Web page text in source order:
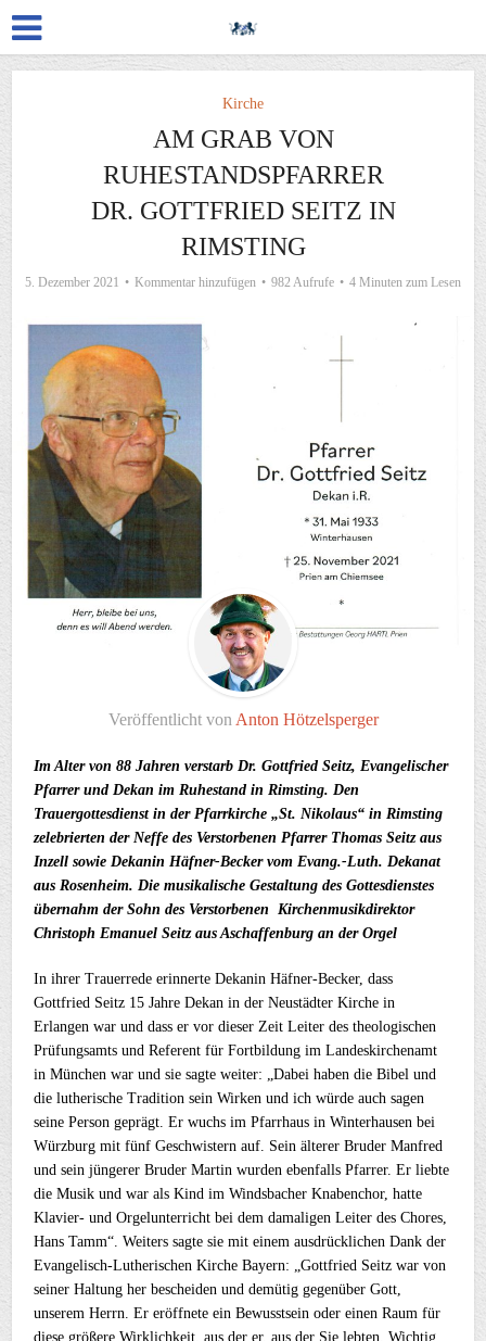
Kirche
AM GRAB VON
RUHESTANDSPFARRER
DR. GOTTFRIED SEITZ IN
RIMSTING
5. Dezember 2021 Kommentar hinzufügen 982 Aufrufe 4 Minuten zum Lesen
Veröffentlicht von Anton Hötzelsperger
Im Alter von 88 Jahren verstarb Dr. Gottfried Seitz, Evangelischer
Pfarrer und Dekan im Ruhestand in Rimsting. Den
Trauergottesdienst in der Pfarrkirche „St. Nikolaus“ in Rimsting
zelebrierten der Neffe des Verstorbenen Pfarrer Thomas Seitz aus
Inzell sowie Dekanin Häfner-Becker vom Evang.-Luth. Dekanat
aus Rosenheim. Die musikalische Gestaltung des Gottesdienstes
übernahm der Sohn des Verstorbenen Kirchenmusikdirektor
Christoph Emanuel Seitz aus Aschaffenburg an der Orgel
In ihrer Trauerrede erinnerte Dekanin Häfner-Becker, dass
Gottfried Seitz 15 Jahre Dekan in der Neustädter Kirche in
Erlangen war und dass er vor dieser Zeit Leiter des theologischen
Prüfungsamts und Referent für Fortbildung im Landeskirchenamt
in München war und sie sagte weiter: „Dabei haben die Bibel und
die lutherische Tradition sein Wirken und ich würde auch sagen
seine Person geprägt. Er wuchs im Pfarrhaus in Winterhausen bei
Würzburg mit fünf Geschwistern auf. Sein älterer Bruder Manfred
und sein jüngerer Bruder Martin wurden ebenfalls Pfarrer. Er liebte
die Musik und war als Kind im Windsbacher Knabenchor, hatte
Klavier- und Orgelunterricht bei dem damaligen Leiter des Chores,
Hans Tamm“. Weiters sagte sie mit einem ausdrücklichen Dank der
Evangelisch-Lutherischen Kirche Bayern: „Gottfried Seitz war von
seiner Haltung her bescheiden und demütig gegenüber Gott,
unserem Herrn. Er eröffnete ein Bewusstsein oder einen Raum für
diese größere Wirklichkeit, aus der er, aus der Sie lebten. Wichtig